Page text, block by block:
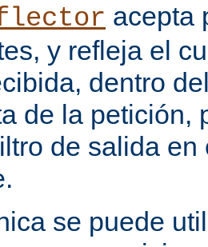
acepta
y refleja el
dentro
de la petición,
de salida
se puede